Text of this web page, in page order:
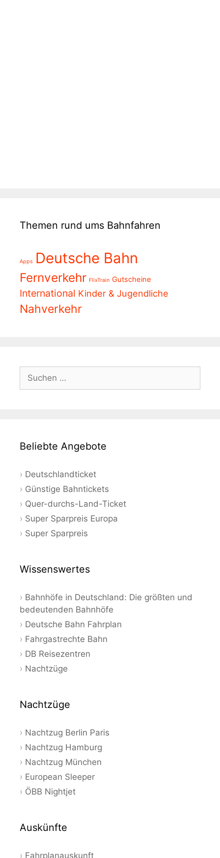
Themen rund ums Bahnfahren
Apps Deutsche Bahn
Fernverkehr FlixTrain Gutscheine
International Kinder & Jugendliche
Nahverkehr
Suchen
nach:
Beliebte Angebote
Deutschlandticket
Günstige Bahntickets
Quer-durchs-Land-Ticket
Super Sparpreis Europa
Super Sparpreis
Wissenswertes
Bahnhöfe in Deutschland: Die größten und
bedeutenden Bahnhöfe
Deutsche Bahn Fahrplan
Fahrgastrechte Bahn
DB Reisezentren
Nachtzüge
Nachtzüge
Nachtzug Berlin Paris
Nachtzug Hamburg
Nachtzug München
European Sleeper
ÖBB Nightjet
Auskünfte
Fahrplanauskunft